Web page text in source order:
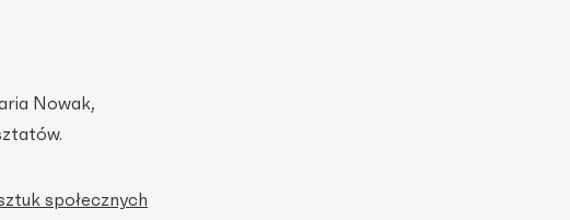
Nowak,
społecznych